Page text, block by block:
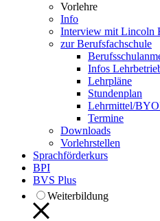
Vorlehre
Info
Interview mit Lincoln
zur Berufsfachschule
Infos
Lehrpläne
Stundenplan
Lehrmittel/
Termine
Downloads
Vorlehrstellen
Sprachförderkurs
BPI
BVS Plus
Weiterbildung